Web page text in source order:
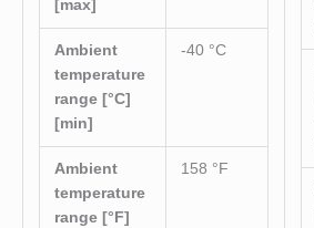
[max]
Ambient
temperature
range [°C]
[min]
-40 °C
Ambient
temperature
range [°F]
158 °F